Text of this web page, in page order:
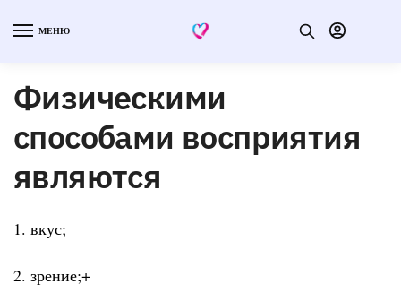
МЕНЮ
Физическими
способами восприятия
являются
1. вкус;
2. зрение;+